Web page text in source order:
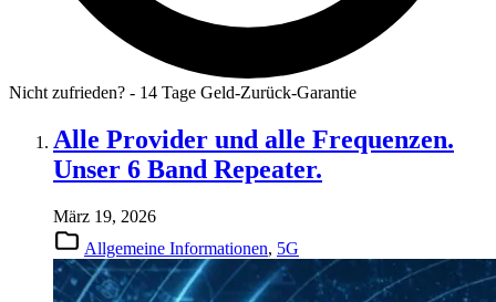
Nicht zufrieden? - 14 Tage Geld-Zurück-Garantie
Alle Provider und alle Frequenzen.
Unser 6 Band Repeater.
März 19, 2026
Allgemeine Informationen, 5G